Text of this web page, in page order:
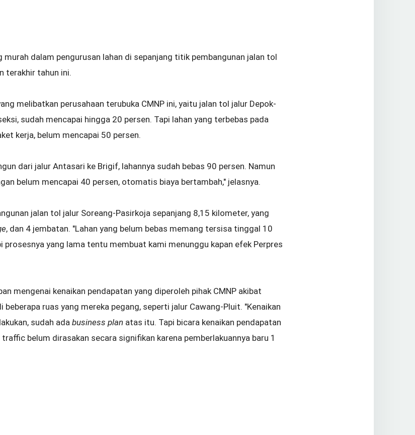
murah dalam pengurusan lahan di sepanjang titik pembangunan jalan tol
terakhir tahun ini.
melibatkan perusahaan terubuka CMNP ini, yaitu jalan tol jalur Depok-
sudah mencapai hingga 20 persen. Tapi lahan yang terbebas pada
kerja, belum mencapai 50 persen.
dari jalur Antasari ke Brigif, lahannya sudah bebas 90 persen. Namun
belum mencapai 40 persen, otomatis biaya bertambah," jelasnya.
jalan tol jalur Soreang-Pasirkoja sepanjang 8,15 kilometer, yang
, dan 4 jembatan. "Lahan yang belum bebas memang tersisa tinggal 10
prosesnya yang lama tentu membuat kami menunggu kapan efek Perpres
mengenai kenaikan pendapatan yang diperoleh pihak CMNP akibat
ruas yang mereka pegang, seperti jalur Cawang-Pluit. "Kenaikan
sudah ada business plan atas itu. Tapi bicara kenaikan pendapatan
belum dirasakan secara signifikan karena pemberlakuannya baru 1